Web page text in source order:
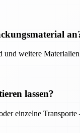
und weitere
lassen?
einzelne